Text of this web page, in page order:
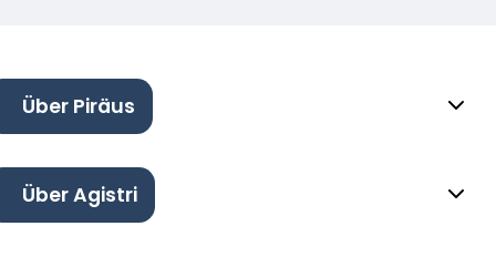
Über Piräus
Über Agistri